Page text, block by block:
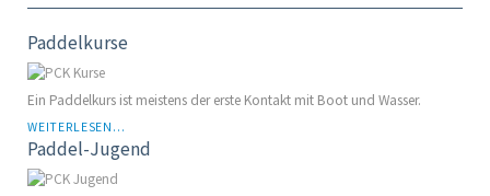
Paddelkurse
Ein Paddelkurs ist meistens der erste Kontakt mit Boot und Wasser.
WEITERLESEN...
Paddel-Jugend